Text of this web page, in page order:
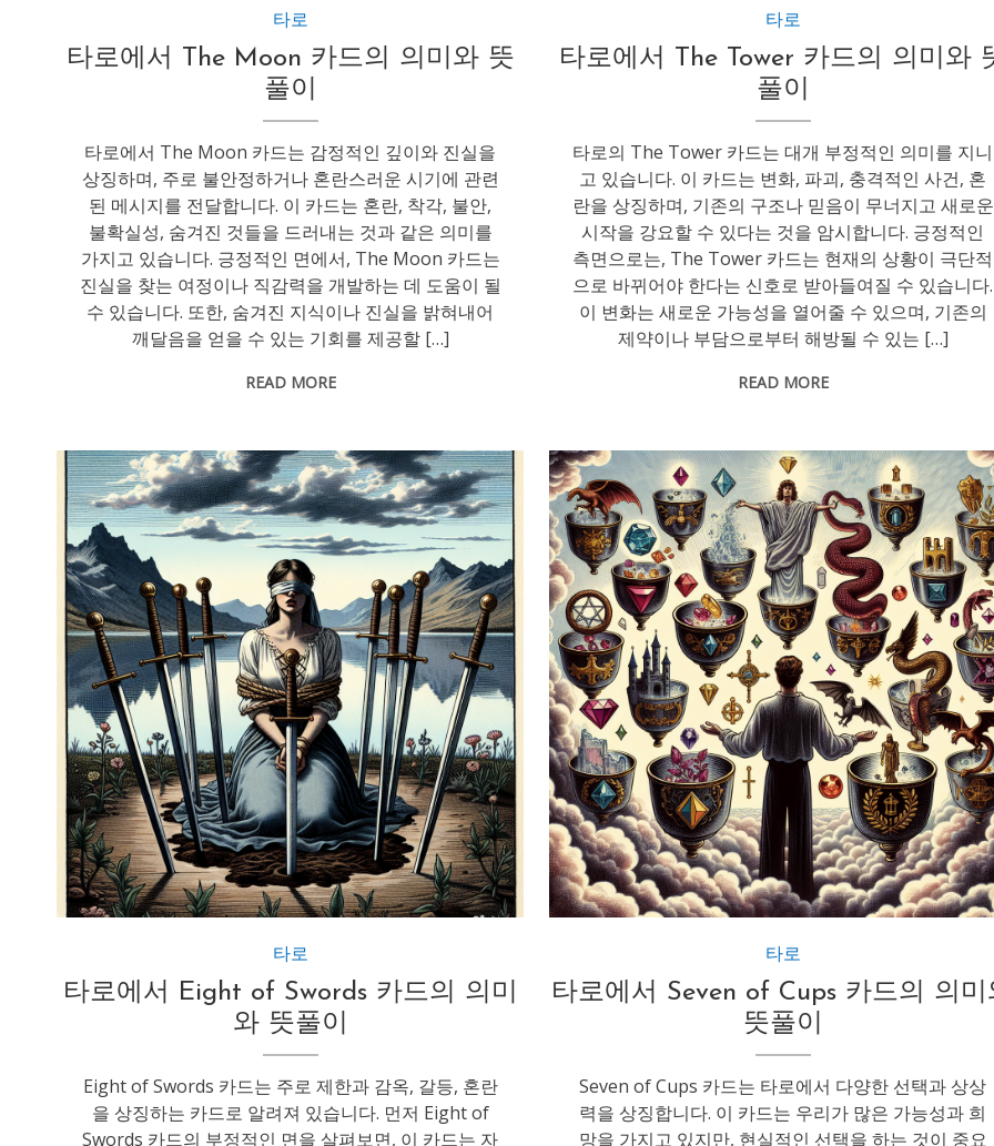
타로
타로에서 The Moon 카드의 의미와 뜻
풀이
타로에서 The Moon 카드는 감정적인 깊이와 진실을
상징하며, 주로 불안정하거나 혼란스러운 시기에 관련
된 메시지를 전달합니다. 이 카드는 혼란, 착각, 불안,
불확실성, 숨겨진 것들을 드러내는 것과 같은 의미를
가지고 있습니다. 긍정적인 면에서, The Moon 카드는
진실을 찾는 여정이나 직감력을 개발하는 데 도움이 될
수 있습니다. 또한, 숨겨진 지식이나 진실을 밝혀내어
깨달음을 얻을 수 있는 기회를 제공할 […]
READ MORE
타로
타로에서 The Tower 카드의 의미와
풀이
타로의 The Tower 카드는 대개 부정적인 의미를 지니
고 있습니다. 이 카드는 변화, 파괴, 충격적인 사건, 혼
란을 상징하며, 기존의 구조나 믿음이 무너지고 새로운
시작을 강요할 수 있다는 것을 암시합니다. 긍정적인
측면으로는, The Tower 카드는 현재의 상황이 극단적
으로 바뀌어야 한다는 신호로 받아들여질 수 있습니다.
이 변화는 새로운 가능성을 열어줄 수 있으며, 기존의
제약이나 부담으로부터 해방될 수 있는 […]
READ MORE
타로
타로에서 Eight of Swords 카드의 의미
와 뜻풀이
Eight of Swords 카드는 주로 제한과 감옥, 갈등, 혼란
을 상징하는 카드로 알려져 있습니다. 먼저 Eight of
Swords 카드의 부정적인 면을 살펴보면, 이 카드는 자
타로
타로에서 Seven of Cups 카드의 의미
뜻풀이
Seven of Cups 카드는 타로에서 다양한 선택과 상상
력을 상징합니다. 이 카드는 우리가 많은 가능성과 희
망을 가지고 있지만, 현실적인 선택을 하는 것이 중요